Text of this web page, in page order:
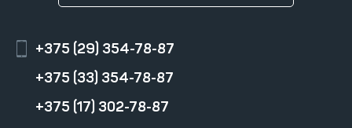
+375 (29) 354-78-87
+375 (33) 354-78-87
+375 (17) 302-78-87